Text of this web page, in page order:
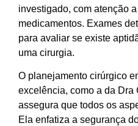
investigado, com atenção
medicamentos. Exames
para avaliar se existe
uma cirurgia.
O planejamento cirúrgico
excelência, como a da Dra
assegura que todos os
Ela enfatiza a segurança